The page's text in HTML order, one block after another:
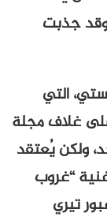
وقد جذبت
التي
غلاف مجلة
ولكن يُعتقد
“غروب
تيري